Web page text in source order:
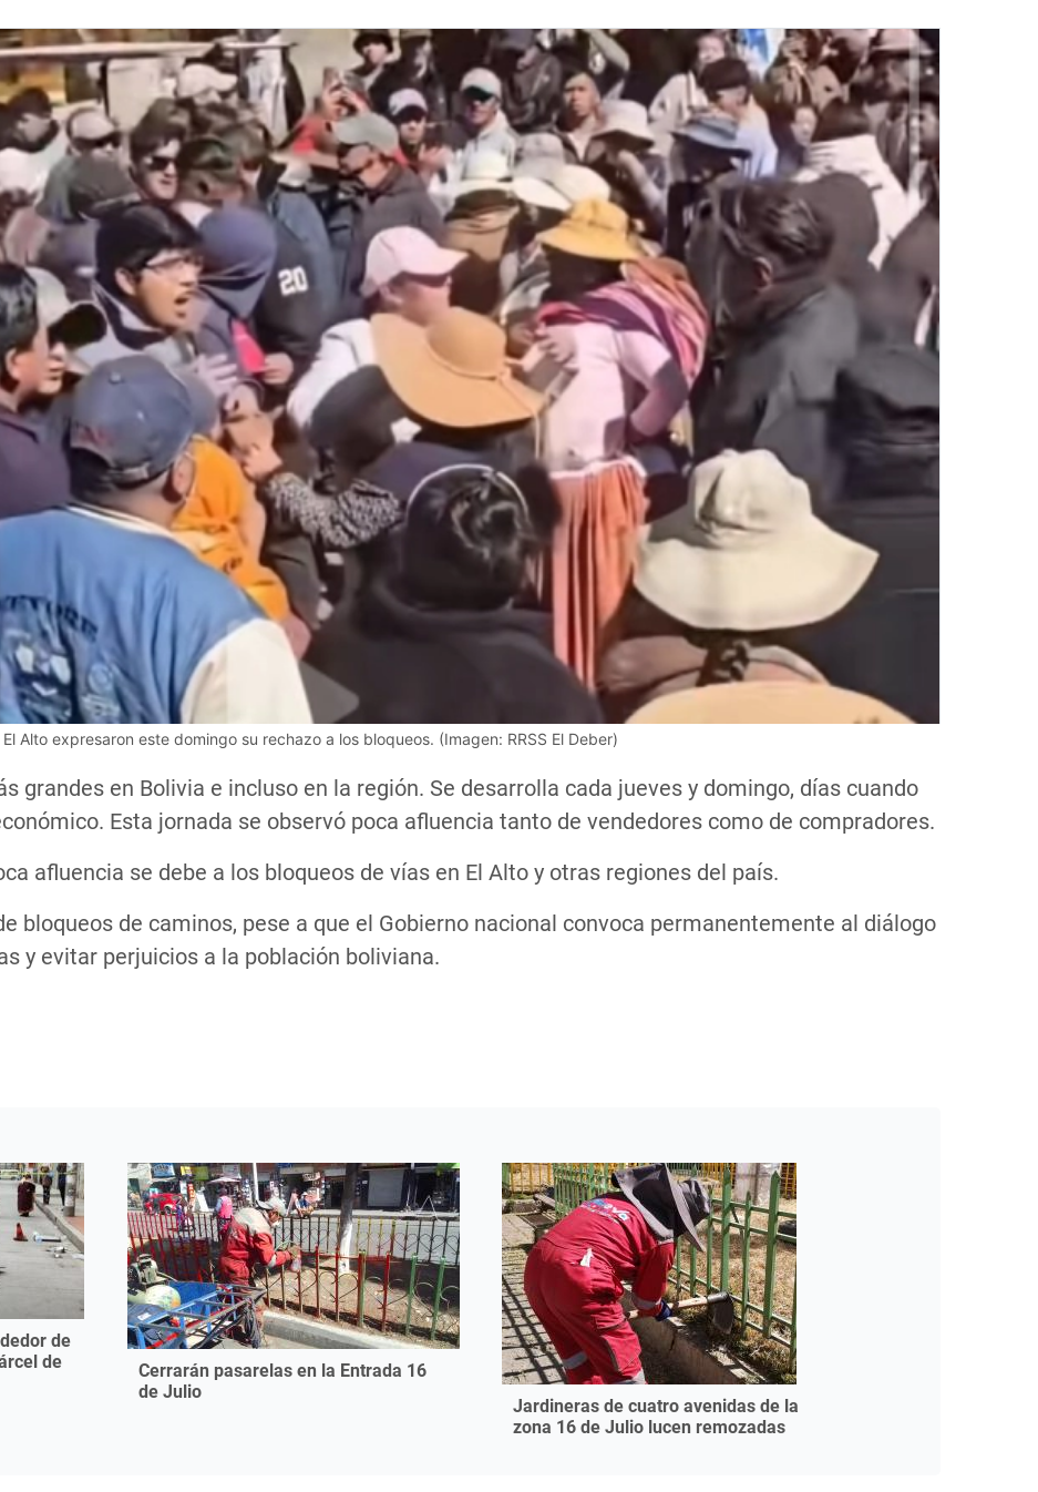
Alto expresaron este domingo su rechazo a los bloqueos. (Imagen: RRSS El Deber)
grandes en Bolivia e incluso en la región. Se desarrolla cada jueves y domingo, días cuando
Esta jornada se observó poca afluencia tanto de vendedores como de compradores.
afluencia se debe a los bloqueos de vías en El Alto y otras regiones del país.
bloqueos de caminos, pese a que el Gobierno nacional convoca permanentemente al diálogo
y evitar perjuicios a la población boliviana.
de
de
Cerrarán pasarelas en la Entrada 16
de Julio
Jardineras de cuatro avenidas de la
zona 16 de Julio lucen remozadas